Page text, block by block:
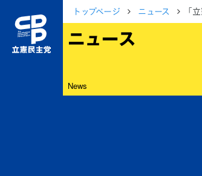
トップページ ニュース 「
ニュース
News